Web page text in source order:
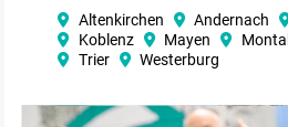
Altenkirchen Andernach
Koblenz
Mayen
Trier
Westerburg